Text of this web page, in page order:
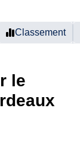
Classement
le